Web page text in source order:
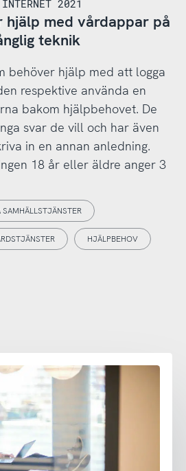
INTERNET 2021
hjälp med vårdappar på
teknik
behöver hjälp med att logga
respektive använda en
bakom hjälpbehovet. De
svar de vill och har även
in en annan anledning.
18 år eller äldre anger 3
SAMHÄLLSTJÄNSTER
HJÄLPBEHOV